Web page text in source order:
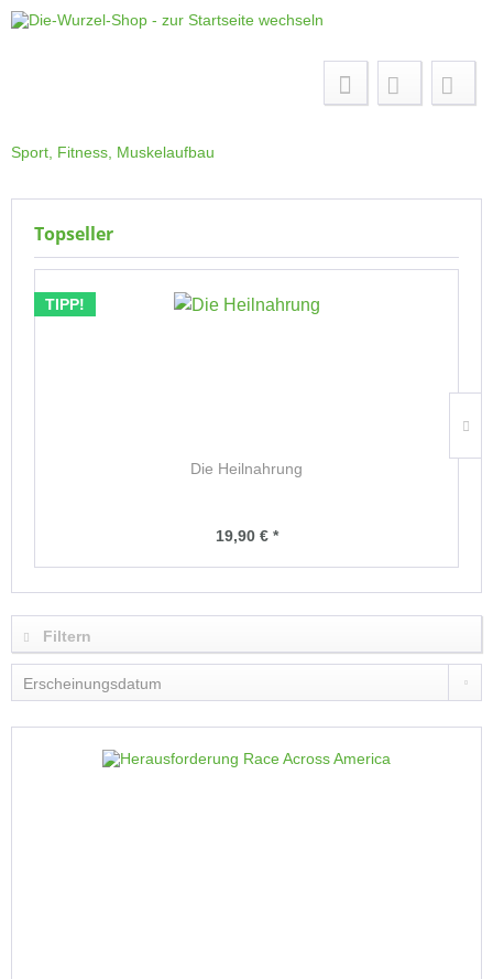
Sport, Fitness, Muskelaufbau
Topseller
TIPP!
Die Heilnahrung
19,90 € *
Filtern